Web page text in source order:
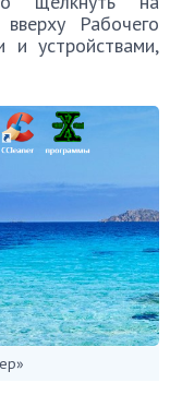
Рабочего
и устройствами,